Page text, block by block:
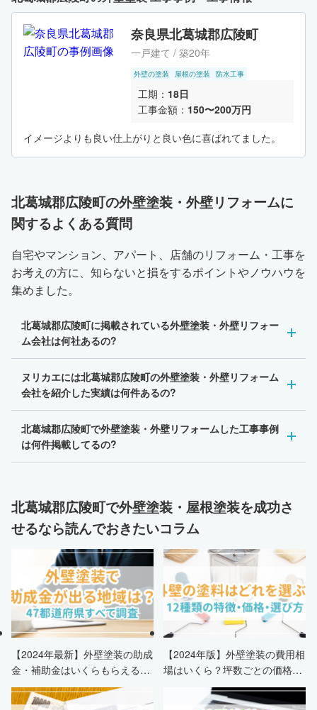
奈良県北葛城郡広陵町
一戸建て / 築20年
外壁の塗装 屋根の塗装 防水工事
工期： 18日
工事金額： 150〜200万円
イメージよりも良い仕上がりと良い色に喜ばれてました。
北葛城郡広陵町の外壁塗装・外壁リフォームに
関するよくある質問
自宅やマンション、アパート、店舗のリフォーム・工事を
お考えの方に、知らないと損をするポイントやノウハウを
集めました。
北葛城郡広陵町に掲載されている外壁塗装・外壁リフォー
ム会社は何社あるの?
ヌリカエには北葛城郡広陵町の外壁塗装・外壁リフォーム
会社を紹介した実績は何件あるの?
北葛城郡広陵町で外壁塗装・外壁リフォームした工事事例
は何件掲載してるの?
北葛城郡広陵町で外壁塗装・屋根塗装を成功さ
せるなら読んでおきたいコラム
【2024年最新】外壁塗装の助成
金・補助金はいくらもらえる？
申請条件・市区町村情報・安く
する方法も紹介！
【2024年版】外壁塗装の費用相
場はいくら？坪数ごとの価格も